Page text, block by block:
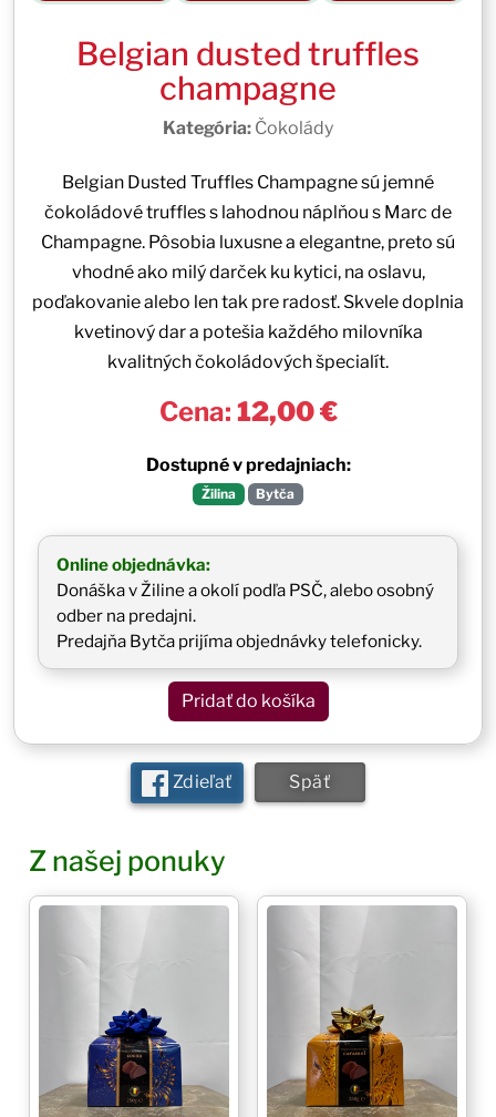
Belgian dusted truffles
champagne
Kategória: Čokolády
Belgian Dusted Truffles Champagne sú jemné
čokoládové truffles s lahodnou náplňou s Marc de
Champagne. Pôsobia luxusne a elegantne, preto sú
vhodné ako milý darček ku kytici, na oslavu,
poďakovanie alebo len tak pre radosť. Skvele doplnia
kvetinový dar a potešia každého milovníka
kvalitných čokoládových špecialít.
Cena: 12,00 €
Dostupné v predajniach:
Žilina Bytča
Online objednávka:
Donáška v Žiline a okolí podľa PSČ, alebo osobný
odber na predajni.
Predajňa Bytča prijíma objednávky telefonicky.
Pridať do košíka
Zdieľať Späť
Z našej ponuky